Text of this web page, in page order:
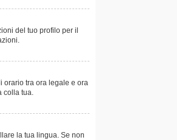
del tuo profilo per il
orario tra ora legale e ora
colla tua.
la tua lingua. Se non